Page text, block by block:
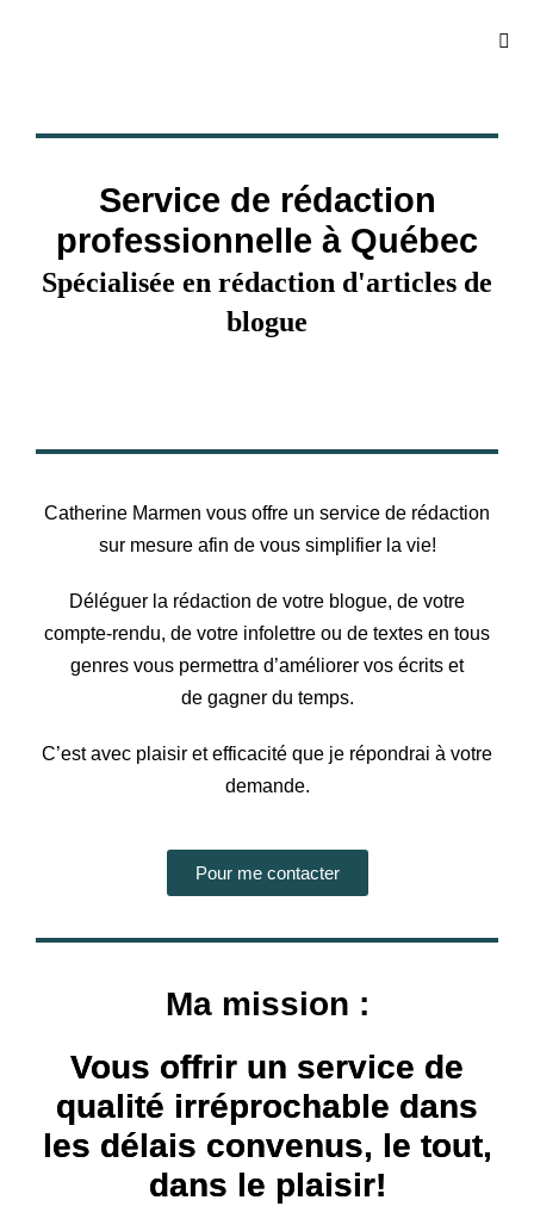
Service de rédaction
professionnelle à Québec
Spécialisée en rédaction d'articles de
blogue
Catherine Marmen vous offre un service de rédaction
sur mesure afin de vous simplifier la vie!
Déléguer la rédaction de votre blogue, de votre
compte-rendu, de votre infolettre ou de textes en tous
genres vous permettra d’améliorer vos écrits et
de gagner du temps.
C’est avec plaisir et efficacité que je répondrai à votre
demande.
Pour me contacter
Ma mission :
Vous offrir un service de
qualité irréprochable dans
les délais convenus, le tout,
dans le plaisir!